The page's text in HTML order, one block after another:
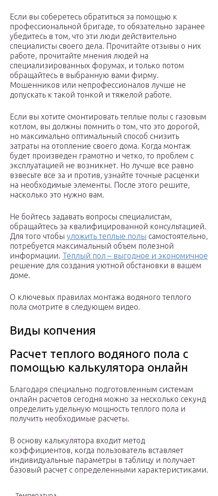
Если вы соберетесь обратиться за помощью к
профессиональной бригаде, то обязательно заранее
убедитесь в том, что эти люди действительно
специалисты своего дела. Прочитайте отзывы о них
работе, прочитайте мнения людей на
специализированных форумах, и только потом
обращайтесь в выбранную вами фирму.
Мошенников или непрофессионалов лучше не
допускать к такой тонкой и тяжелой работе.
Если вы хотите смонтировать теплые полы с газовым
котлом, вы должны помнить о том, что это дорогой,
но максимально оптимальный способ снизить
затраты на отопление своего дома. Когда монтаж
будет произведен грамотно и четко, то проблем с
эксплуатацией не возникнет. Но лучше все равно
взвесьте все за и против, узнайте точные расценки
на необходимые элементы. После этого решите,
насколько это нужно вам.
Не бойтесь задавать вопросы специалистам,
обращайтесь за квалифицированной консультацией.
Для того чтобы уложить теплые полы самостоятельно,
потребуется максимальный объем полезной
информации. Теплый пол – выгодное и экономичное
решение для создания уютной обстановки в вашем
доме.
О ключевых правилах монтажа водяного теплого
пола смотрите в следующем видео.
Виды копчения
Расчет теплого водяного пола с
помощью калькулятора онлайн
Благодаря специально подготовленным системам
онлайн расчетов сегодня можно за несколько секунд
определить удельную мощность теплого пола и
получить необходимые расчеты.
В основу калькулятора входит метод
коэффициентов, когда пользователь вставляет
индивидуальные параметры в таблицу и получает
базовый расчет с определенными характеристиками.